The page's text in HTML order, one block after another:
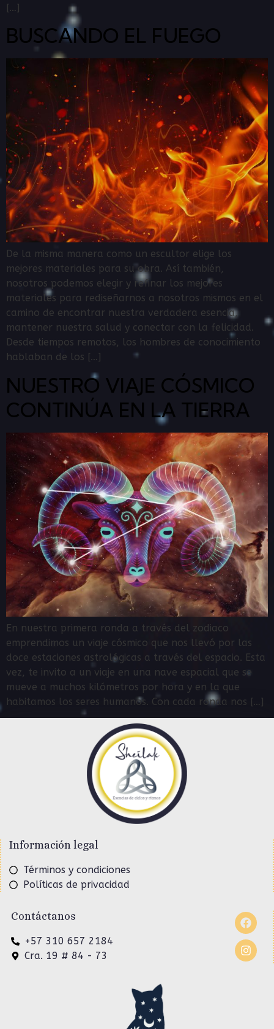
[…]
BUSCANDO EL FUEGO
De la misma manera como un escultor elige los
mejores materiales para su obra. Así también,
nosotros podemos elegir y refinar los mejores
materiales para rediseñarnos a nosotros mismos en el
camino de encontrar nuestra verdadera esencia,
mantener nuestra salud y conectar con la felicidad.
Desde tiempos remotos, los hombres de conocimiento
hablaban de los […]
NUESTRO VIAJE CÓSMICO
CONTINÚA EN LA TIERRA
En nuestra primera ronda a través del zodiaco
emprendimos un viaje cósmico que nos llevó por las
doce estaciones astrológicas a través del espacio. Esta
vez, te invito a un viaje en una nave espacial que se
mueve a muchos kilómetros por hora y en la que
habitamos los seres humanos. Con cada ronda nos […]
Información legal
Términos y condiciones
Políticas de privacidad
Contáctanos
+57 310 657 2184
Cra. 19 # 84 - 73